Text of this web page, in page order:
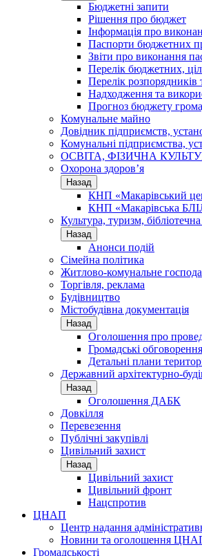
Бюджетні запити
Рішення про бюджет
Інформація про
Паспорти бюджетних
Звіти про виконання
Перелік бюджетних,
Перелік
Надходження та
Прогноз бюджету
Комунальне майно
Довідник підприємств,
Комунальні підприємства,
ОСВІТА, ФІЗИЧНА
Охорона здоров’я
Назад
КНП «Макарівський
КНП «Макарівська
Культура, туризм,
Назад
Анонси подій
Сімейна політика
Житлово-комунальне
Торгівля, реклама
Будівництво
Містобудівна документація
Назад
Оголошення про
Громадські обговорення
Детальні плани
Державний архітектурно-
Назад
Оголошення ДАБК
Довкілля
Перевезення
Публічні закупівлі
Цивільний захист
Назад
Цивільний захист
Цивільний фронт
Нацспротив
ЦНАП
Центр надання
Новини та оголошення
Громадськості